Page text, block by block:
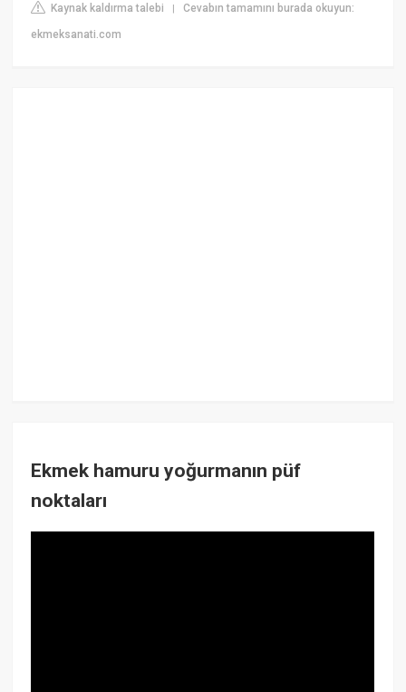
Kaynak kaldırma talebi |Cevabın tamamını burada okuyun:
ekmeksanati.com
Ekmek hamuru yoğurmanın püf
noktaları